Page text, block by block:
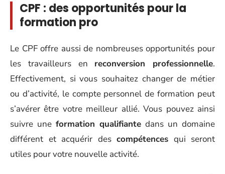
CPF : des opportunités pour la
formation pro
Le CPF offre aussi de nombreuses opportunités pour
les travailleurs en reconversion professionnelle.
Effectivement, si vous souhaitez changer de métier
ou d’activité, le compte personnel de formation peut
s’avérer être votre meilleur allié. Vous pouvez ainsi
suivre une formation qualifiante dans un domaine
différent et acquérir des compétences qui seront
utiles pour votre nouvelle activité.